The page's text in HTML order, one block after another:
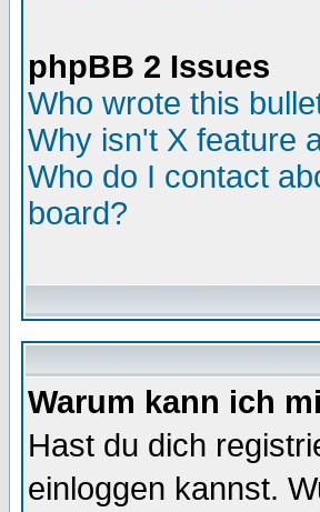
phpBB 2 Issues
Who wrote this
Why isn't X feature
Who do I contact
board?
Warum kann ich
Hast du dich
einloggen kannst.